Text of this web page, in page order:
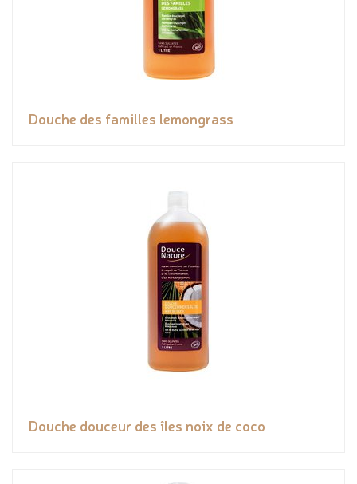
Douche des familles lemongrass
Douche douceur des îles noix de coco